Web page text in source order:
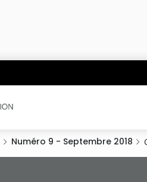
Numéro 9 - Septembre 2018